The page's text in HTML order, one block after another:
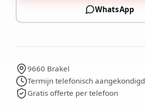
WhatsApp
9660 Brakel
Termijn telefonisch aangekondigd
Gratis offerte per telefoon